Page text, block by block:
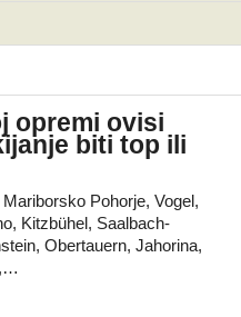
opremi ovisi
biti top ili
Pohorje, Vogel,
Kitzbühel, Saalbach-
Obertauern, Jahorina,